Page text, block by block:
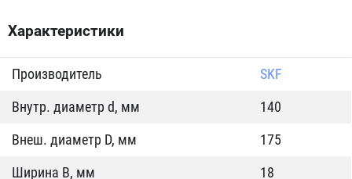
Характеристики
Производитель
SKF
Внутр. диаметр d, мм
140
Внеш. диаметр D, мм
175
Ширина B, мм
18